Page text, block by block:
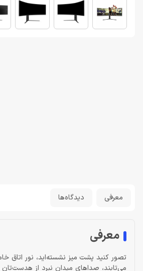
معرفی دیدگاه‌ها
معرفی
می‌تابند، صداهای میدان نبرد از